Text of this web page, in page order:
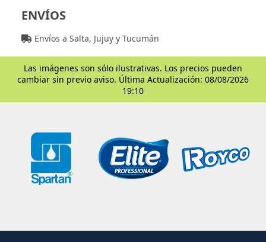
ENVÍOS
Envíos a Salta, Jujuy y Tucumán
Las imágenes son sólo ilustrativas. Los precios pueden
cambiar sin previo aviso. Última Actualización: 08/08/2026
19:10